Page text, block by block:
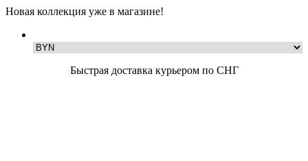
Новая коллекция уже в магазине!
Быстрая доставка курьером по СНГ